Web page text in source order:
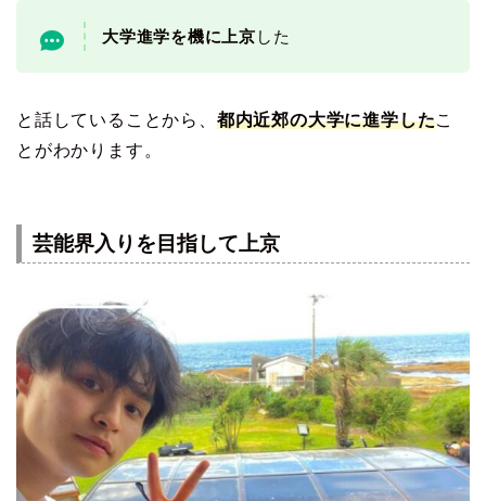
大学進学を機に上京 した
と話していることから、 都内近郊の大学に進学したこ
とがわかります。
芸能界入りを目指して上京